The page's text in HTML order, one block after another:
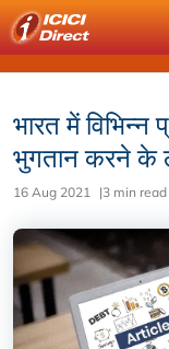
भारत में
भुगतान करने के
16 Aug 2021 |3 min read